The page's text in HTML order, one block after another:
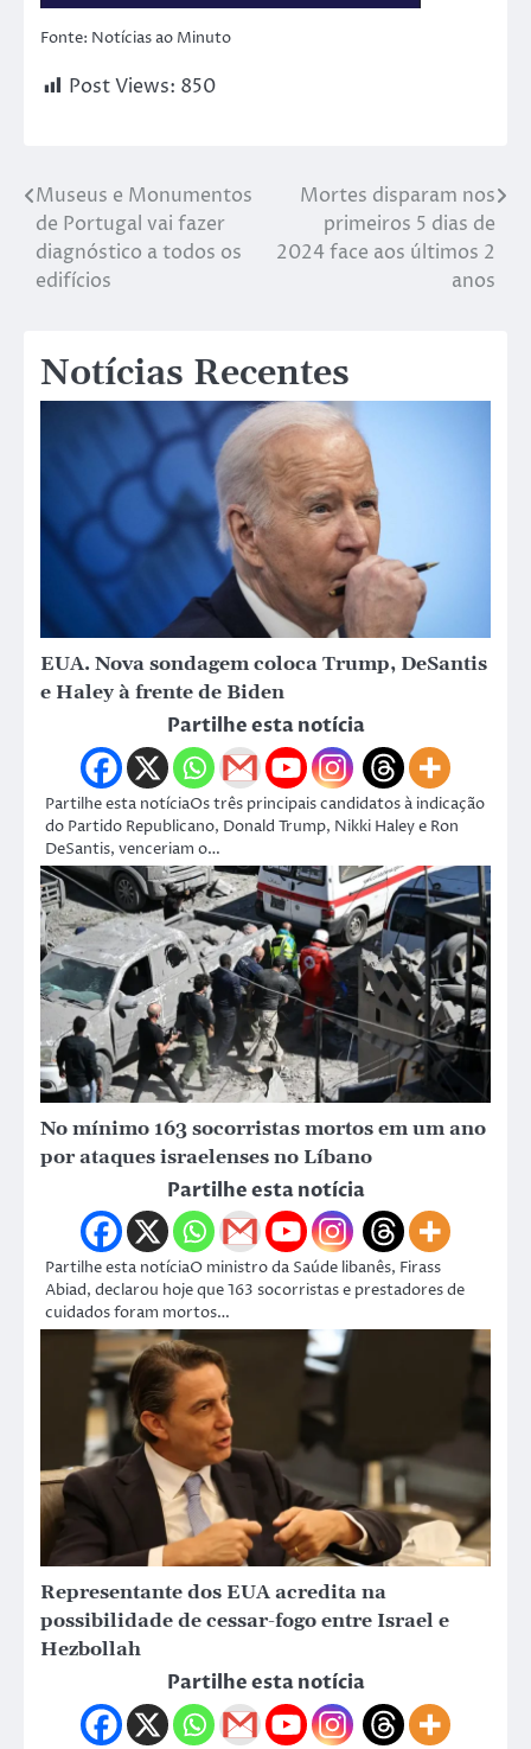
Fonte: Notícias ao Minuto
Post Views: 850
Museus e Monumentos
de Portugal vai fazer
diagnóstico a todos os
edifícios
Mortes disparam nos
primeiros 5 dias de
2024 face aos últimos 2
anos
Notícias Recentes
EUA. Nova sondagem coloca Trump, DeSantis
e Haley à frente de Biden
Partilhe esta notícia
Partilhe esta notíciaOs três principais candidatos à indicação
do Partido Republicano, Donald Trump, Nikki Haley e Ron
DeSantis, venceriam o…
No mínimo 163 socorristas mortos em um ano
por ataques israelenses no Líbano
Partilhe esta notícia
Partilhe esta notíciaO ministro da Saúde libanês, Firass
Abiad, declarou hoje que 163 socorristas e prestadores de
cuidados foram mortos…
Representante dos EUA acredita na
possibilidade de cessar-fogo entre Israel e
Hezbollah
Partilhe esta notícia